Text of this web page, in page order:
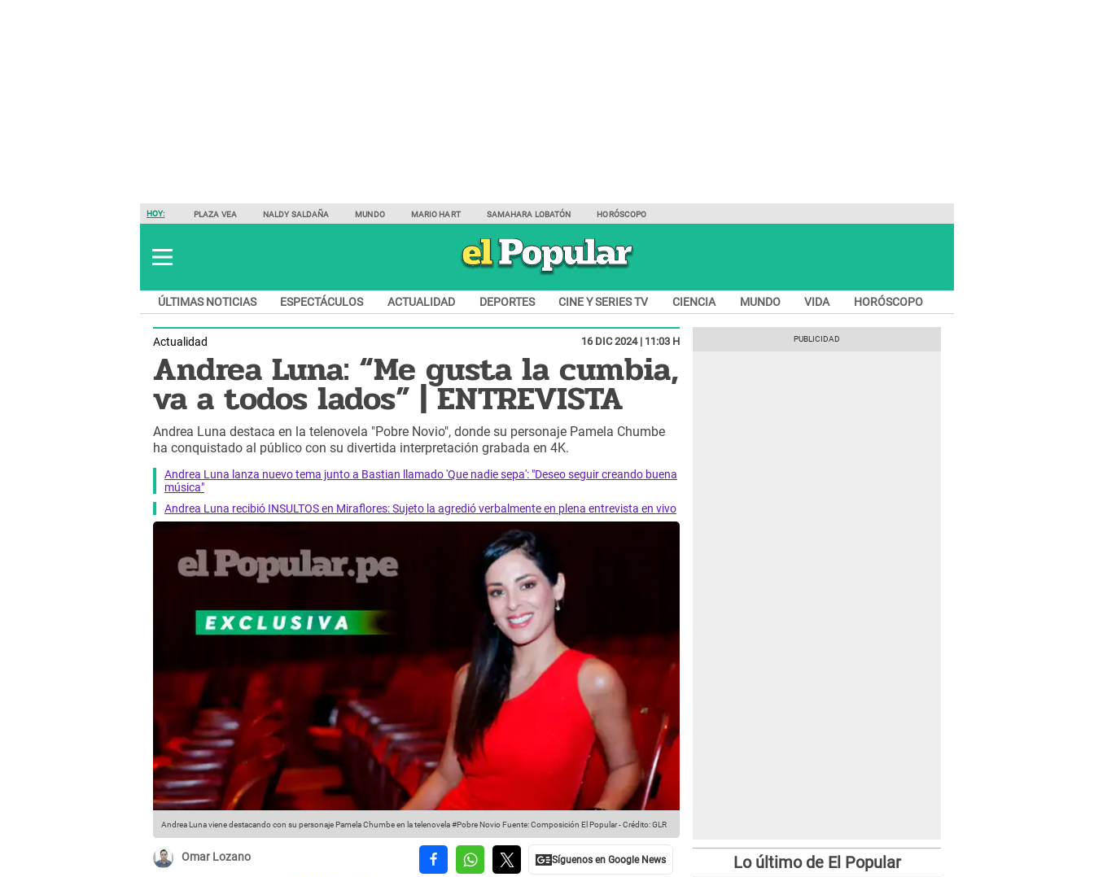
HOY: PLAZA VEA NALDY SALDAÑA MUNDO MARIO HART SAMAHARA LOBATÓN HORÓSCOPO
ÚLTIMAS NOTICIAS ESPECTÁCULOS ACTUALIDAD DEPORTES CINE Y SERIES TV CIENCIA MUNDO VIDA HORÓSCOPO
Actualidad 16 DIC 2024 | 11:03 H
Andrea Luna: “Me gusta la cumbia,
va a todos lados” | ENTREVISTA
Andrea Luna destaca en la telenovela "Pobre Novio", donde su personaje Pamela Chumbe
ha conquistado al público con su divertida interpretación grabada en 4K.
Andrea Luna lanza nuevo tema junto a Bastian llamado 'Que nadie sepa': "Deseo seguir creando buena
música"
Andrea Luna recibió INSULTOS en Miraflores: Sujeto la agredió verbalmente en plena entrevista en vivo
Andrea Luna viene destacando con su personaje Pamela Chumbe en la telenovela #Pobre Novio Fuente: Composición El Popular-Crédito: GLR
Omar Lozano Lo último de El Popular